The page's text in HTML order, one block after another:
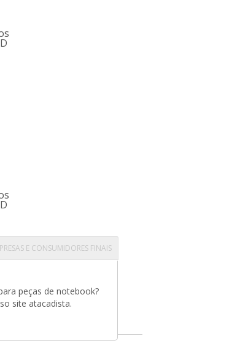
peças de notebook?
site atacadista.
E CONSUMIDORES FINAIS